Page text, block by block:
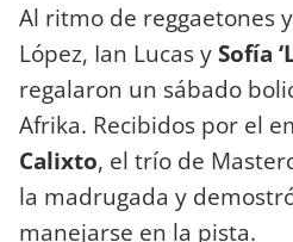
Al ritmo de reggaetones
López, Ian Lucas ySofía
regalaron un sábado
Afrika. Recibidos por el
Calixto, el trío de
la madrugada y
manejarse en la pista.